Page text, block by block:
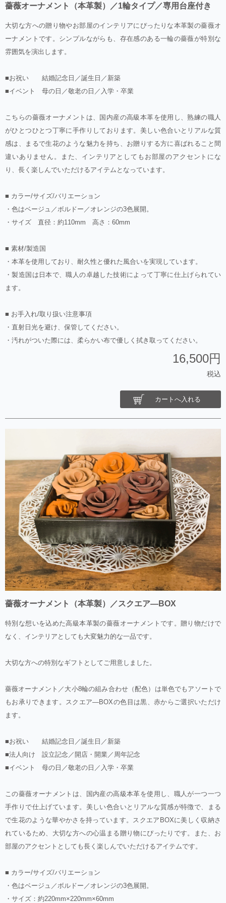
薔薇オーナメント（本革製）／1輪タイプ／専用台座付き
大切な方への贈り物やお部屋のインテリアにぴったりな本革製の薔薇オ
ーナメントです。シンプルながらも、存在感のある一輪の薔薇が特別な
雰囲気を演出します。
■お祝い 結婚記念日／誕生日／新築
■イベント 母の日／敬老の日／入学・卒業
こちらの薔薇オーナメントは、国内産の高級本革を使用し、熟練の職人
がひとつひとつ丁寧に手作りしております。美しい色合いとリアルな質
感は、まるで生花のような魅力を持ち、お贈りする方に喜ばれること間
違いありません。また、インテリアとしてもお部屋のアクセントにな
り、長く楽しんでいただけるアイテムとなっています。
■ カラー/サイズ/バリエーション
・色はベージュ／ボルドー／オレンジの3色展開。
・サイズ 直径：約110mm 高さ：60mm
■ 素材/製造国
・本革を使用しており、耐久性と優れた風合いを実現しています。
・製造国は日本で、職人の卓越した技術によって丁寧に仕上げられてい
ます。
■ お手入れ/取り扱い注意事項
・直射日光を避け、保管してください。
・汚れがついた際には、柔らかい布で優しく拭き取ってください。
16,500円
税込
カートへ入れる
薔薇オーナメント（本革製）／スクエア―BOX
特別な想いを込めた高級本革製の薔薇オーナメントです。贈り物だけで
なく、インテリアとしても大変魅力的な一品です。
大切な方への特別なギフトとしてご用意しました。
薔薇オーナメント／大小8輪の組み合わせ（配色）は単色でもアソートで
もお承りできます。スクエア―BOXの色目は黒、赤からご選択いただけ
ます。
■お祝い 結婚記念日／誕生日／新築
■法人向け 設立記念／開店・開業／周年記念
■イベント 母の日／敬老の日／入学・卒業
この薔薇オーナメントは、国内産の高級本革を使用し、職人が一つ一つ
手作りで仕上げています。美しい色合いとリアルな質感が特徴で、まる
で生花のような華やかさを持っています。スクエアBOXに美しく収納さ
れているため、大切な方への心温まる贈り物にぴったりです。また、お
部屋のアクセントとしても長く楽しんでいただけるアイテムです。
■ カラー/サイズ/バリエーション
・色はベージュ／ボルドー／オレンジの3色展開。
・サイズ：約220mm×220mm×60mm